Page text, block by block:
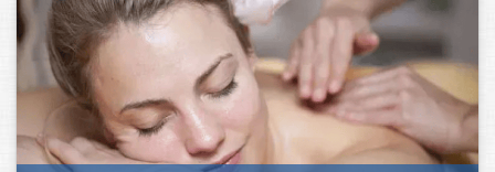
zufrieden mit der Körperbehaarung an bestimmten Stellen, lohnt
sich ebenfalls ein Besuch bei der Kosmetik. Angeboten werden
dabei meist das Wachsen oder Sugaring, aber auch
Haarentfernungen per Laser.
Maniküre und Pediküre
Samtweiche Füße, lackierte Nägel oder eine Nagelverlängerung –